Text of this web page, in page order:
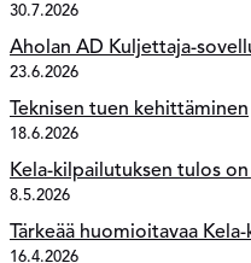
30.7.2026
Aholan AD Kuljettaja-
23.6.2026
Teknisen tuen kehittäminen
18.6.2026
Kela-kilpailutuksen tulos
8.5.2026
Tärkeää huomioitavaa
16.4.2026